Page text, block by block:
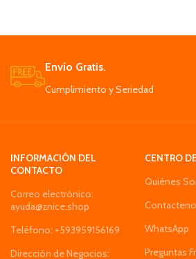
inoxidable de alta calidad.
Envío Gratis.
Cumplimiento y Seriedad
INFORMACIÓN DEL
CONTACTO
Correo electrónico:
ayuda@znice.shop
Teléfono: +593959156169
Dirección de Negocios:
CENTRO
Quiénes
WhatsApp
Preguntas